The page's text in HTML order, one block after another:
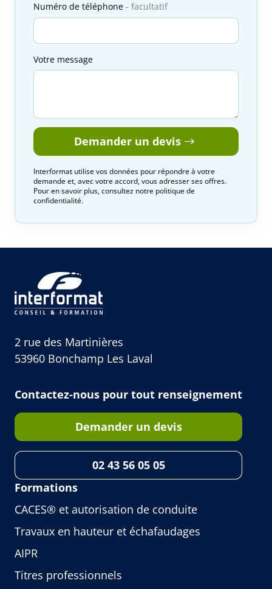
Numéro de téléphone facultatif
Votre message
Demander un devis
Interformat utilise vos données pour répondre à votre
demande et, avec votre accord, vous adresser ses offres.
Pour en savoir plus, consultez notre politique de
confidentialité.
2 rue des Martinières
53960 Bonchamp Les Laval
Contactez-nous pour tout renseignement
Demander un devis
02 43 56 05 05
Formations
CACES® et autorisation de conduite
Travaux en hauteur et échafaudages
AIPR
Titres professionnels